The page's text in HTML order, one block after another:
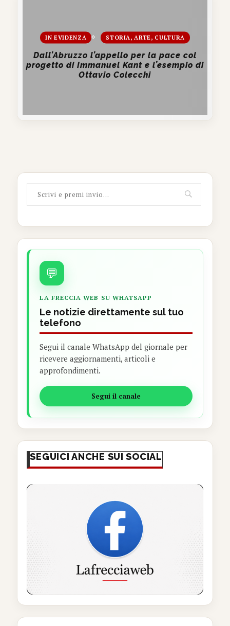
IN EVIDENZA STORIA, ARTE, CULTURA
Dall’Abruzzo l’appello per la pace col
progetto di Immanuel Kant e l’esempio di
Ottavio Colecchi
💬
LA FRECCIA WEB SU WHATSAPP
Le notizie direttamente sul tuo
telefono
Segui il canale WhatsApp del giornale per
ricevere aggiornamenti, articoli e
approfondimenti.
Segui il canale
SEGUICI ANCHE SUI SOCIAL